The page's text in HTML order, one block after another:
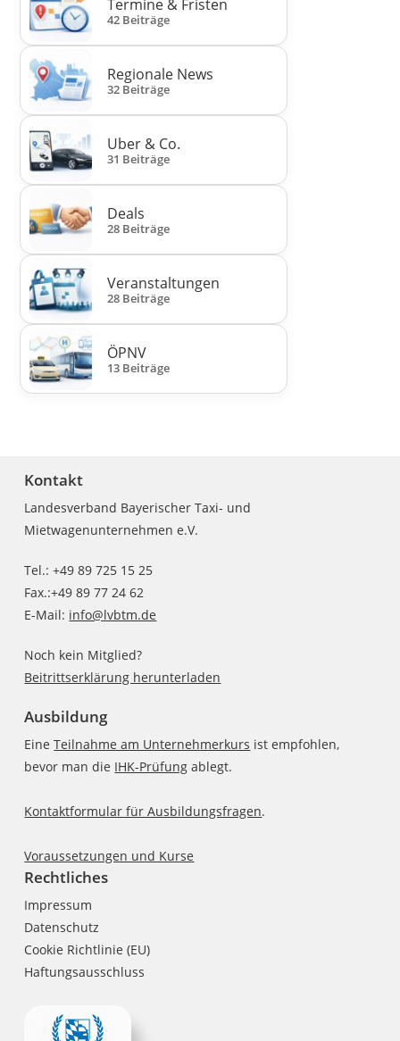
Termine & Fristen
42 Beiträge
Regionale News
32 Beiträge
Uber & Co.
31 Beiträge
Deals
28 Beiträge
Veranstaltungen
28 Beiträge
ÖPNV
13 Beiträge
Kontakt
Landesverband Bayerischer Taxi- und
Mietwagenunternehmen e.V.
Tel.: +49 89 725 15 25
Fax.:+49 89 77 24 62
E-Mail: info@lvbtm.de
Noch kein Mitglied?
Beitrittserklärung herunterladen
Ausbildung
EineTeilnahme am Unternehmerkurs ist empfohlen,
bevor man die IHK-Prüfung ablegt.
Kontaktformular für Ausbildungsfragen.
Voraussetzungen und Kurse
Rechtliches
Impressum
Datenschutz
Cookie Richtlinie (EU)
Haftungsausschluss